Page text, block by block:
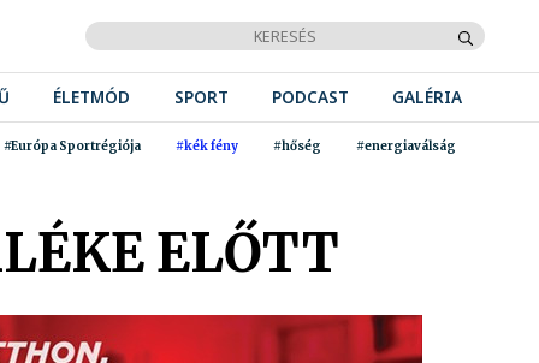
ÉLETMÓD SPORT PODCAST GALÉRIA
#Európa Sportrégiója #kék fény #hőség #energiaválság
ELŐTT